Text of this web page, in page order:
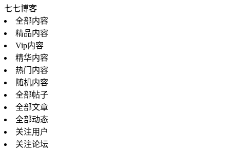
七七博客
全部内容
精品内容
Vip内容
精华内容
热门内容
随机内容
全部帖子
全部文章
全部动态
关注用户
关注论坛